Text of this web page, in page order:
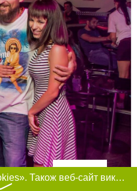
Фільтри
Цей сайт використовує «cookies». Також веб-сайт використовує інтернет-сервіс для збору технічних даних стосовно відвідувачів з метою отримання маркетингової та статистичної інформації. Умови обробки даних відвідувачів сайту див.